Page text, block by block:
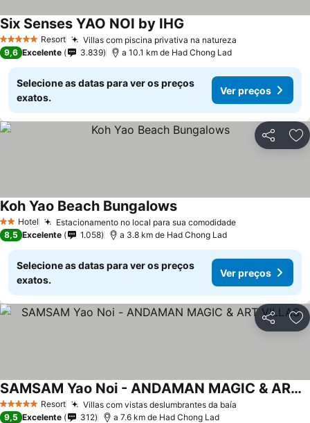
5 Estrelas Resort Villas com piscina privativa na natureza
Six Senses YAO NOI by IHG
9,6 Excelente 3.839 a 10.1 km de Had Chong Lad
Selecione as datas para ver os preços
exatos.
Ver preços
Partilhar
2 Estrelas
Hotel Estacionamento no local para sua comodidadeVer preços
Koh Yao Beach BungalowsVer preços
8,5 Excelente 1.058 a 3.8 km de Had Chong Lad
Selecione as datas para ver os preços
exatos.
Ver preços
Partilhar
5 Estrelas Resort Villas com vistas deslumbrantes da baía
SAMSAM Yao Noi - ANDAMAN MAGIC & ART VILLAS
Ver preços
9,5 Excelente 312 a 7.6 km de Had Chong Lad